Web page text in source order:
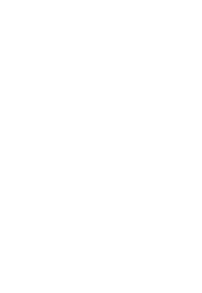
Trenutno je u
prijatelja koji